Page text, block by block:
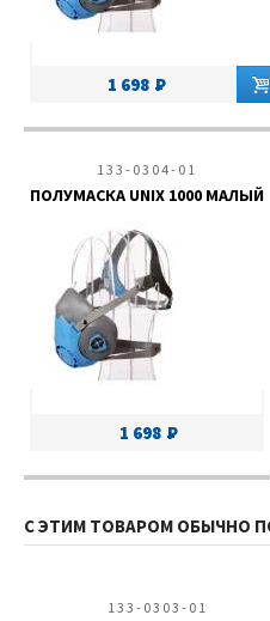
1 698
133-0304-01
ПОЛУМАСКА UNIX 1000 МАЛЫЙ
1 698
С ЭТИМ ТОВАРОМ ОБЫЧНО
133-0303-01